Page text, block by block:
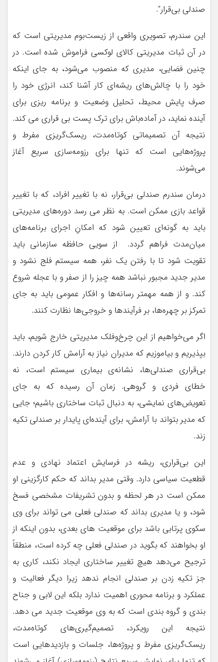
صندلی بی‌قرار”.
این سندرم، تصویری واقعی از زیست‌بوم مدیریتی است که
در آن ثبات مدیریتی کالای لوکسی فراموش ‌شده است. در
چنین فضایی، مدیری که منصوب می‌شود، به جای اینکه
خود را با چالش‌های ریشه‌ای کار آشنا کند، انرژی خود را
صرف پایش محیط، تحلیل وضعیت و برنامه ریزی برای
آینده نماید، در آماده‌باش برای ترک پست بی قراری می کند.
نتیجه آن تصمیماتی کوتاه‌مدت، ریسک‌گریزی مفرط و
پروژه‌هایی است که تنها برای رزومه‌سازی سریع آغاز
می‌شوند.
درمان سندرم صندلی بی‌قرار، نه با تغییر افراد، که با تغییر
قواعد بازی ممکن است. به نظر می رسد دوره‌های مدیریتی
باید به گونه‌ای تعیین شود که امکانِ اجرای برنامه‌های
میان‌مدت فراهم گردد. از سویی حافظه سازمانی باید
تقویت شود تا با رفتن یک نفر، همه سیستم فلج نشود و
مدیر جدید مجبور نباشد همه چیز را از صفر و با عجله شروع
کند. و از همه مهمتر رسانه‌ها و افکار عمومی باید به جای
تمرکز بر چهره‌ها، بر فرآیندها و خروجی‌ها نظارت کنند.
اگر می‌خواهیم از این چرخ‌وفلک مدیریتی خارج شویم، باید
بپذیریم و بیاموزیم که مدیران نیاز به آرامش کار کردن دارند.
بی‌قراری صندلی‌ها، نشانه‌ی بیماری سیستم است، نه
خطای فردی و گروهی. زمان آن رسیده که به جای
تعویض‌های نمایشی، به دنبال ثبات ساختاری باشیم؛ جایی
که مدیر بتواند با آرامش، برای آینده‌ای پایدار بر صندلی تکیه
زند.
این بی‌قراری، ریشه در فرسایش اعتماد نهادی و عدم
قطعیت سیاسی دارد. وقتی مدیر بداند که حکم کارگزینی او
ممکن است در هر لحظه و بدون تشریفات مشخصی فسخ
شود، و یا مدیری بداند که صندلی فعلی می تواند برای وی
سکوی پرتابی باشد برای موقعیت های بعدی، بدون اینکه از
او بخواهند که بگوید در صندلی فعلی چه کرده است، منطقاً
ترجیح می‌دهد هیچ تغییر ساختاری ایجاد نکند، کاری به
جز تکیه زدن بر صندلی انجام ندهد زیرا دیگر فعالیت و
عملکرد و برنامه محوری اهمیت ندارد بلکه این لابی و جناح
بندی و گروه بندی است که به وی موقعیت جدید می دهد.
نتیجه این رویکرد، تصمیم‌گیری‌های کوتاه‌مدت،
ریسک‌گریزی مفرط و پروژه‌ها، جلسات و بازدیدهایی است